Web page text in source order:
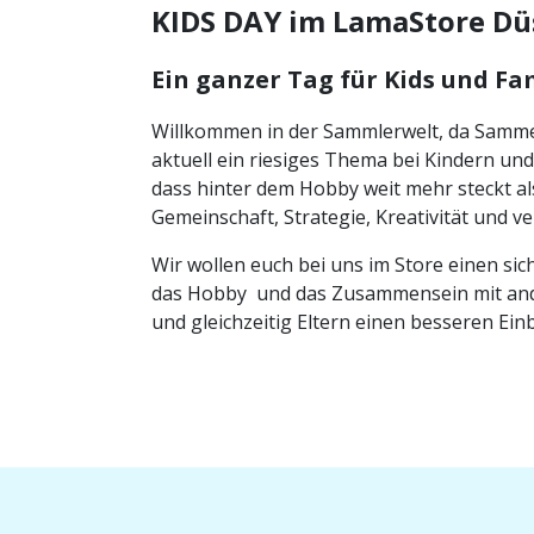
KIDS DAY im LamaStore
Ein ganzer Tag für Kids und
Willkommen in der Sammlerwelt, da
aktuell ein riesiges Thema bei Kindern
dass hinter dem Hobby weit mehr steckt
Gemeinschaft, Strategie, Kreativität und
Wir wollen euch bei uns im Store einen
das Hobby und das Zusammensein mit
und gleichzeitig Eltern einen besseren